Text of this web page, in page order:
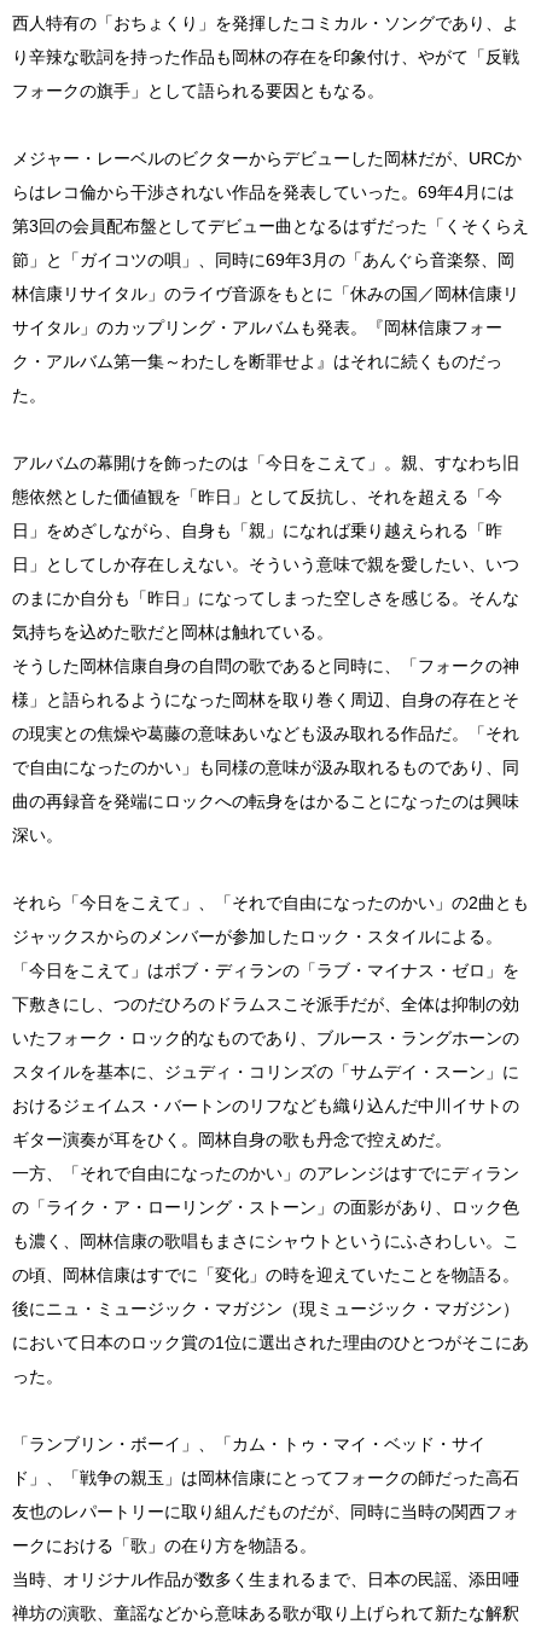
西人特有の「おちょくり」を発揮したコミカル・ソングであり、よ
り辛辣な歌詞を持った作品も岡林の存在を印象付け、やがて「反戦
フォークの旗手」として語られる要因ともなる。
メジャー・レーベルのビクターからデビューした岡林だが、URCか
らはレコ倫から干渉されない作品を発表していった。69年4月には
第3回の会員配布盤としてデビュー曲となるはずだった「くそくらえ
節」と「ガイコツの唄」、同時に69年3月の「あんぐら音楽祭、岡
林信康リサイタル」のライヴ音源をもとに「休みの国／岡林信康リ
サイタル」のカップリング・アルバムも発表。『岡林信康フォー
ク・アルバム第一集～わたしを断罪せよ』はそれに続くものだっ
た。
アルバムの幕開けを飾ったのは「今日をこえて」。親、すなわち旧
態依然とした価値観を「昨日」として反抗し、それを超える「今
日」をめざしながら、自身も「親」になれば乗り越えられる「昨
日」としてしか存在しえない。そういう意味で親を愛したい、いつ
のまにか自分も「昨日」になってしまった空しさを感じる。そんな
気持ちを込めた歌だと岡林は触れている。
そうした岡林信康自身の自問の歌であると同時に、「フォークの神
様」と語られるようになった岡林を取り巻く周辺、自身の存在とそ
の現実との焦燥や葛藤の意味あいなども汲み取れる作品だ。「それ
で自由になったのかい」も同様の意味が汲み取れるものであり、同
曲の再録音を発端にロックへの転身をはかることになったのは興味
深い。
それら「今日をこえて」、「それで自由になったのかい」の2曲とも
ジャックスからのメンバーが参加したロック・スタイルによる。
「今日をこえて」はボブ・ディランの「ラブ・マイナス・ゼロ」を
下敷きにし、つのだひろのドラムスこそ派手だが、全体は抑制の効
いたフォーク・ロック的なものであり、ブルース・ラングホーンの
スタイルを基本に、ジュディ・コリンズの「サムデイ・スーン」に
おけるジェイムス・バートンのリフなども織り込んだ中川イサトの
ギター演奏が耳をひく。岡林自身の歌も丹念で控えめだ。
一方、「それで自由になったのかい」のアレンジはすでにディラン
の「ライク・ア・ローリング・ストーン」の面影があり、ロック色
も濃く、岡林信康の歌唱もまさにシャウトというにふさわしい。こ
の頃、岡林信康はすでに「変化」の時を迎えていたことを物語る。
後にニュ・ミュージック・マガジン（現ミュージック・マガジン）
において日本のロック賞の1位に選出された理由のひとつがそこにあ
った。
「ランブリン・ボーイ」、「カム・トゥ・マイ・ベッド・サイ
ド」、「戦争の親玉」は岡林信康にとってフォークの師だった高石
友也のレパートリーに取り組んだものだが、同時に当時の関西フォ
ークにおける「歌」の在り方を物語る。
当時、オリジナル作品が数多く生まれるまで、日本の民謡、添田唖
禅坊の演歌、童謡などから意味ある歌が取り上げられて新たな解釈